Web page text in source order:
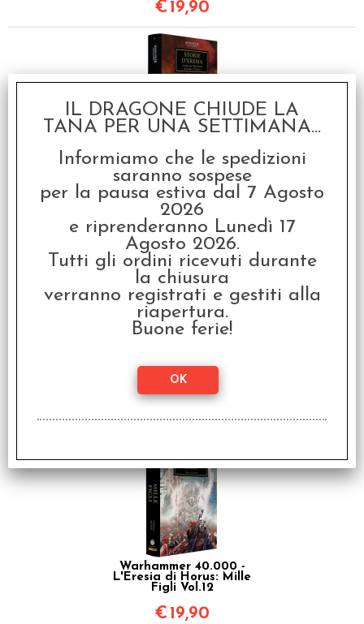
€ 19,90
Warhammer 40.000 -
L'Eresia di Horus: Storie
d'Eresia Vol.10
€ 19,90
Warhammer 40.000 -
L'Eresia di Horus:
Angeli Caduti Vol.11
Warhammer 40.000 -
L'Eresia di Horus: Mille
Figli Vol.12
€ 19,90
IL DRAGONE CHIUDE LA
TANA PER UNA SETTIMANA...
Informiamo che le spedizioni
saranno sospese
per la pausa estiva dal 7 Agosto
2026
e riprenderanno Lunedì 17
Agosto 2026.
Tutti gli ordini ricevuti durante
la chiusura
verranno registrati e gestiti alla
riapertura.
Buone ferie!